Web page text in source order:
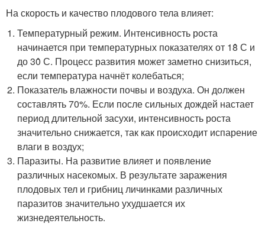
На скорость и качество плодового тела влияет:
Температурный режим. Интенсивность роста
начинается при температурных показателях от 18̊ С и
до 30̊ С. Процесс развития может заметно снизиться,
если температура начнёт колебаться;
Показатель влажности почвы и воздуха. Он должен
составлять 70%. Если после сильных дождей настает
период длительной засухи, интенсивность роста
значительно снижается, так как происходит испарение
влаги в воздух;
Паразиты. На развитие влияет и появление
различных насекомых. В результате заражения
плодовых тел и грибниц личинками различных
паразитов значительно ухудшается их
жизнедеятельность.